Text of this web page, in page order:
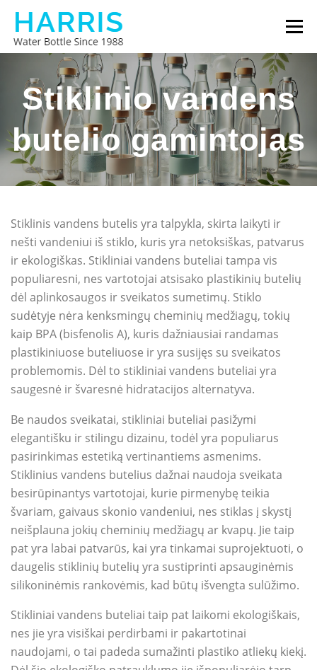
Eiti
prie
turinio
Meniu
HARRISO VANDENS BUTELIS APIE MUS
SUSISIEKITE SU MUMIS
Stiklinio vandens
butelio gamintojas
Stiklinis vandens butelis yra talpykla, skirta laikyti ir
nešti vandeniui iš stiklo, kuris yra netoksiškas, patvarus
ir ekologiškas. Stikliniai vandens buteliai tampa vis
populiaresni, nes vartotojai atsisako plastikinių butelių
dėl aplinkosaugos ir sveikatos sumetimų. Stiklo
sudėtyje nėra kenksmingų cheminių medžiagų, tokių
kaip BPA (bisfenolis A), kuris dažniausiai randamas
plastikiniuose buteliuose ir yra susijęs su sveikatos
problemomis. Dėl to stikliniai vandens buteliai yra
saugesnė ir švaresnė hidratacijos alternatyva.
Be naudos sveikatai, stikliniai buteliai pasižymi
elegantišku ir stilingu dizainu, todėl yra populiarus
pasirinkimas estetiką vertinantiems asmenims.
Stiklinius vandens butelius dažnai naudoja sveikata
besirūpinantys vartotojai, kurie pirmenybę teikia
švariam, gaivaus skonio vandeniui, nes stiklas į skystį
neišplauna jokių cheminių medžiagų ar kvapų. Jie taip
pat yra labai patvarūs, kai yra tinkamai suprojektuoti, o
daugelis stiklinių butelių yra sustiprinti apsauginėmis
silikoninėmis rankovėmis, kad būtų išvengta sulūžimo.
Stikliniai vandens buteliai taip pat laikomi ekologiškais,
nes jie yra visiškai perdirbami ir pakartotinai
naudojami, o tai padeda sumažinti plastiko atliekų kiekį.